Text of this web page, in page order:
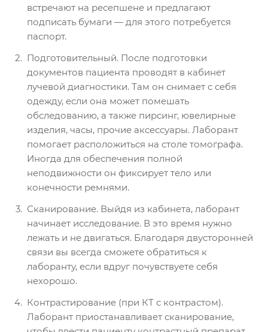
встречают на ресепшене и предлагают
подписать бумаги — для этого потребуется
паспорт.
Подготовительный. После подготовки
документов пациента проводят в кабинет
лучевой диагностики. Там он снимает с себя
одежду, если она может помешать
обследованию, а также пирсинг, ювелирные
изделия, часы, прочие аксессуары. Лаборант
помогает расположиться на столе томографа.
Иногда для обеспечения полной
неподвижности он фиксирует тело или
конечности ремнями.
Сканирование. Выйдя из кабинета, лаборант
начинает исследование. В это время нужно
лежать и не двигаться. Благодаря двусторонней
связи вы всегда сможете обратиться к
лаборанту, если вдруг почувствуете себя
нехорошо.
Контрастирование (при КТ с контрастом).
Лаборант приостанавливает сканирование,